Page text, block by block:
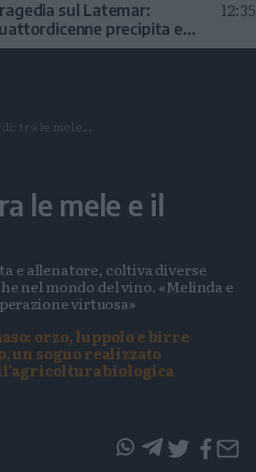
sul Latemar:
precipita e
12:35
tra le mele...
le mele e il
e allenatore, coltiva diverse
nel mondo del vino. «Melinda e
virtuosa»
orzo, luppolo e birre
un sogno realizzato
biologica